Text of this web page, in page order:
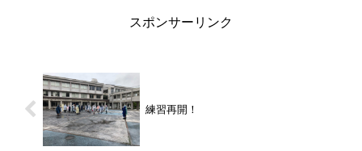
スポンサーリンク
練習再開！